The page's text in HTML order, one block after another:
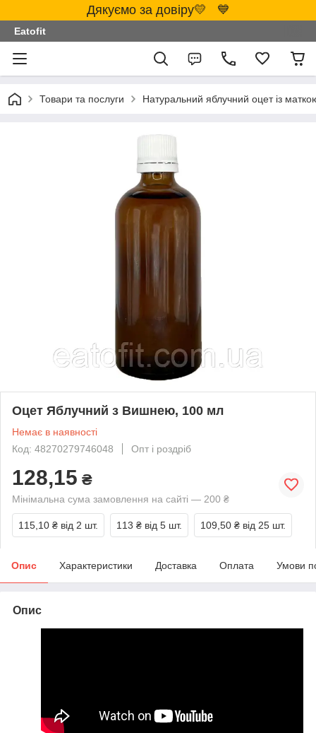
Дякуємо за довіру💛 💙
Eatofit
Товари та послуги Натуральний яблучний оцет із
Оцет Яблучний з Вишнею, 100 мл
Немає в наявності
Код: 48270279746048
Опт і роздріб
128,15 ₴
Мінімальна сума замовлення на сайті — 200 ₴
115,10 ₴ від 2 шт. 113 ₴ від 5 шт. 109,50 ₴ від 25 шт.
Опис Характеристики Доставка Оплата Умови
Опис